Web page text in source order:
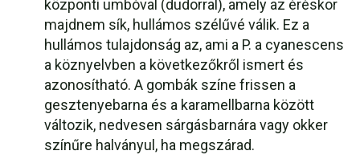
központi umbóval (dudorral), amely az éréskor
majdnem sík, hullámos szélűvé válik. Ez a
hullámos tulajdonság az, ami a P. a cyanescens
a köznyelvben a következőkről ismert és
azonosítható. A gombák színe frissen a
gesztenyebarna és a karamellbarna között
változik, nedvesen sárgásbarnára vagy okker
színűre halványul, ha megszárad.